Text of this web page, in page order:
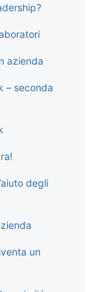
azienda
– seconda
degli
un